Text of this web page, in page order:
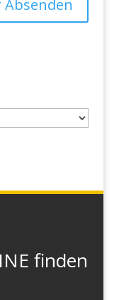
finden